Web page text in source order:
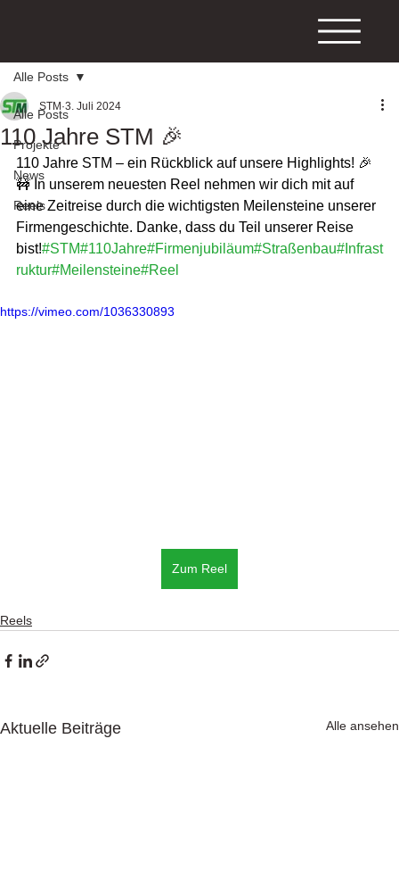
Alle Posts
Projekte
News
Reels
Alle Posts
110 Jahre STM 🎉
STM 3. Juli 2024
110 Jahre STM – ein Rückblick auf unsere Highlights! 🎉
🚧 In unserem neuesten Reel nehmen wir dich mit auf
eine Zeitreise durch die wichtigsten Meilensteine unserer
Firmengeschichte. Danke, dass du Teil unserer Reise
bist!#STM#110Jahre#Firmenjubiläum#Straßenbau#Infrast
ruktur#Meilensteine#Reel
https://vimeo.com/1036330893
Zum Reel
Reels
Aktuelle Beiträge Alle ansehen